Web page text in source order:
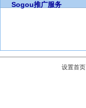
Sogou推广服务
设置首页